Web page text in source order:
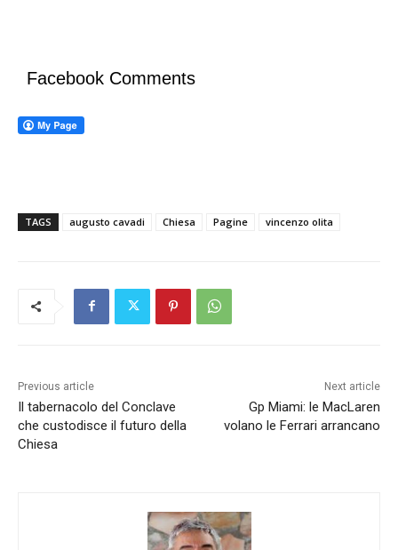
Facebook Comments
TAGS augusto cavadi Chiesa Pagine vincenzo olita
Previous article
Il tabernacolo del Conclave
che custodisce il futuro della
Chiesa
Next article
Gp Miami: le MacLaren
volano le Ferrari arrancano